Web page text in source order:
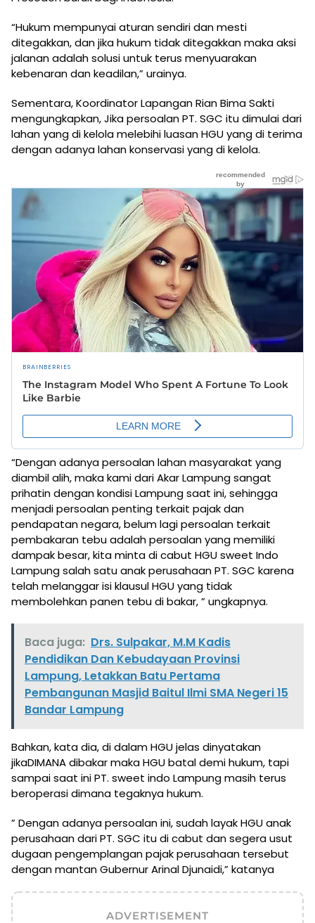
“Hukum mempunyai aturan sendiri dan mesti
ditegakkan, dan jika hukum tidak ditegakkan maka aksi
jalanan adalah solusi untuk terus menyuarakan
kebenaran dan keadilan,” urainya.
Sementara, Koordinator Lapangan Rian Bima Sakti
mengungkapkan, Jika persoalan PT. SGC itu dimulai dari
lahan yang di kelola melebihi luasan HGU yang di terima
dengan adanya lahan konservasi yang di kelola.
“Dengan adanya persoalan lahan masyarakat yang
diambil alih, maka kami dari Akar Lampung sangat
prihatin dengan kondisi Lampung saat ini, sehingga
menjadi persoalan penting terkait pajak dan
pendapatan negara, belum lagi persoalan terkait
pembakaran tebu adalah persoalan yang memiliki
dampak besar, kita minta di cabut HGU sweet Indo
Lampung salah satu anak perusahaan PT. SGC karena
telah melanggar isi klausul HGU yang tidak
membolehkan panen tebu di bakar, ” ungkapnya.
Baca juga: Drs. Sulpakar, M.M Kadis
Pendidikan Dan Kebudayaan Provinsi
Lampung, Letakkan Batu Pertama
Pembangunan Masjid Baitul Ilmi SMA Negeri 15
Bandar Lampung
Bahkan, kata dia, di dalam HGU jelas dinyatakan
jikaDIMANA dibakar maka HGU batal demi hukum, tapi
sampai saat ini PT. sweet indo Lampung masih terus
beroperasi dimana tegaknya hukum.
” Dengan adanya persoalan ini, sudah layak HGU anak
perusahaan dari PT. SGC itu di cabut dan segera usut
dugaan pengemplangan pajak perusahaan tersebut
dengan mantan Gubernur Arinal Djunaidi,” katanya
ADVERTISEMENT